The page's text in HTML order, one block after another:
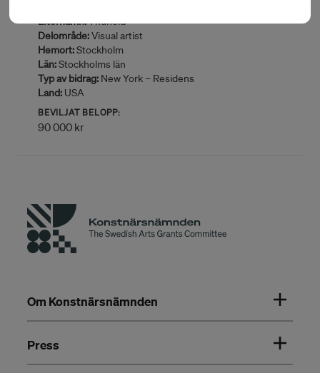
Efternamn:Thunold
Delområde:Visual artist
Hemort:Stockholm
Län:Stockholms län
Typ av bidrag: New York – Residens
Land: USA
BEVILJAT BELOPP:
90 000 kr
Om Konstnärsnämnden
Press